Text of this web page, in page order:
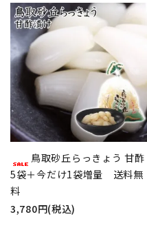
鳥取砂丘らっきょう 甘酢
5袋＋今だけ1袋増量 送料無
料
3,780円(税込)